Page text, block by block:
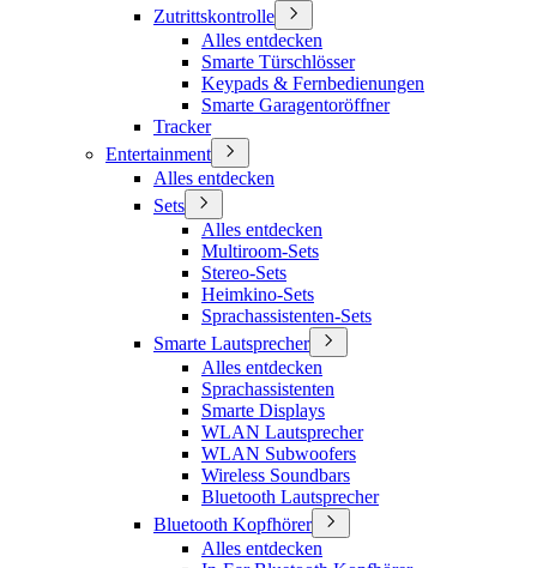
Zutrittskontrolle
Alles entdecken
Smarte Türschlösser
Keypads & Fernbedienungen
Smarte Garagentoröffner
Tracker
Entertainment
Alles entdecken
Sets
Alles entdecken
Multiroom-Sets
Stereo-Sets
Heimkino-Sets
Sprachassistenten-Sets
Smarte Lautsprecher
Alles entdecken
Sprachassistenten
Smarte Displays
WLAN Lautsprecher
WLAN Subwoofers
Wireless Soundbars
Bluetooth Lautsprecher
Bluetooth Kopfhörer
Alles entdecken